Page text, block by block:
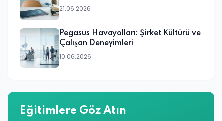
21.06.2026
Pegasus Havayolları: Şirket Kültürü ve
Çalışan Deneyimleri
10.06.2026
Eğitimlere Göz Atın